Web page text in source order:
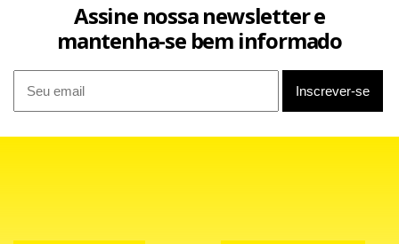
Assine nossa newsletter e
mantenha-se bem informado